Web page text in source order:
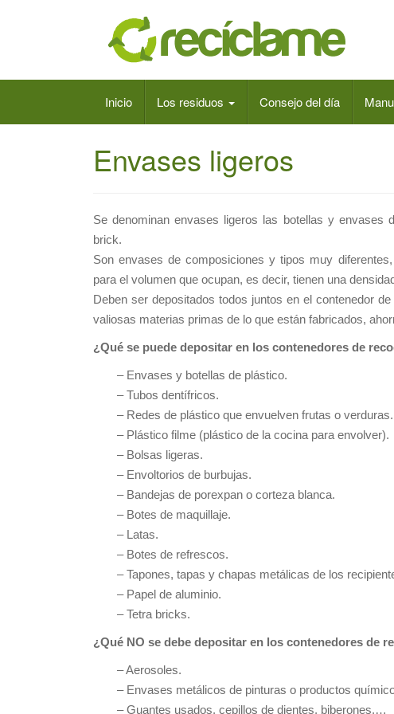
Inicio Los residuos Consejo del día
Envases ligeros
Se denominan envases ligeros las botellas y
brick.
Son envases de composiciones y tipos muy
para el volumen que ocupan, es decir, tienen una
Deben ser depositados todos juntos en el contenedor
valiosas materias primas de lo que están fabricados,
¿Qué se puede depositar en los contenedores de
– Envases y botellas de plástico.
– Tubos dentífricos.
– Redes de plástico que envuelven frutas o verduras.
– Plástico filme (plástico de la cocina para envolver).
– Bolsas ligeras.
– Envoltorios de burbujas.
– Bandejas de porexpan o corteza blanca.
– Botes de maquillaje.
– Latas.
– Botes de refrescos.
– Tapones, tapas y chapas metálicas de los
– Papel de aluminio.
– Tetra bricks.
¿Qué NO se debe depositar en los contenedores de
– Aerosoles.
– Envases metálicos de pinturas o productos
– Guantes usados, cepillos de dientes, biberones,…